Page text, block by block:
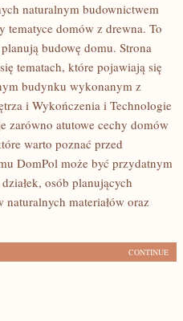
naturalnym budownictwem
tematyce domów z drewna. To
budowę domu. Strona
tematach, które pojawiają się
budynku wykonanym z
i Wykończenia i Technologie
zarówno atutowe cechy domów
warto poznać przed
DomPol może być przydatnym
osób planujących
materiałów oraz
CONTINUE